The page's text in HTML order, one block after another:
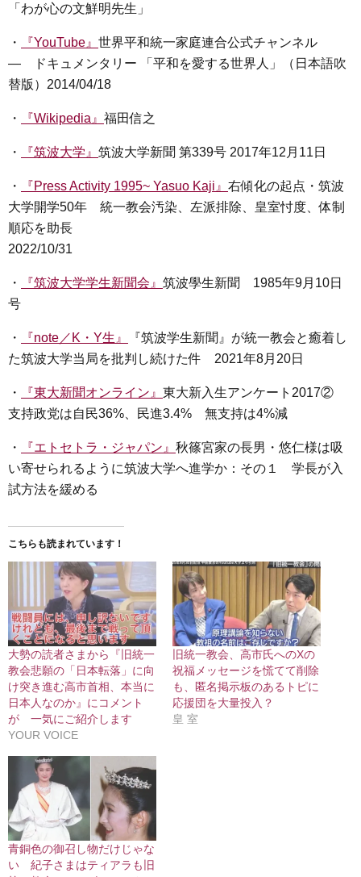
「わが心の文鮮明先生」
・ 『YouTube』 世界平和統一家庭連合公式チャンネル
― ドキュメンタリー 「平和を愛する世界人」（日本語吹
替版）2014/04/18
・ 『Wikipedia』 福田信之
・ 『筑波大学』 筑波大学新聞 第339号 2017年12月11日
・ 『Press Activity 1995~ Yasuo Kaji』 右傾化の起点・筑波
大学開学50年 統一教会汚染、左派排除、皇室忖度、体制
順応を助長
2022/10/31
・ 『筑波大学学生新聞会』 筑波學生新聞 1985年9月10日
号
・ 『note／K・Y生』
『筑波学生新聞』が統一教会と癒着し
た筑波大学当局を批判し続けた件 2021年8月20日
・ 『東大新聞オンライン』 東大新入生アンケート2017②
支持政党は自民36%、民進3.4% 無支持は4%減
・ 『エトセトラ・ジャパン』 秋篠宮家の長男・悠仁様は吸
い寄せられるように筑波大学へ進学か：その１ 学長が入
試方法を緩める
こちらも読まれています！
大勢の読者さまから『旧統一
教会悲願の「日本転落」に向
け突き進む高市首相、本当に
日本人なのか』にコメント
が 一気にご紹介します
YOUR VOICE
旧統一教会、高市氏へのXの
祝福メッセージを慌てて削除
も、匿名掲示板のあるトピに
応援団を大量投入？
皇 室
青銅色の御召し物だけじゃな
い 紀子さまはティアラも旧